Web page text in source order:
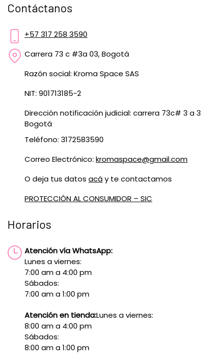
Contáctanos
+57 317 258 3590
Carrera 73 c #3a 03, Bogotá
Razón social: Kroma Space SAS
NIT: 901713185-2
Dirección notificación judicial: carrera 73c# 3 a 3
Bogotá
Teléfono: 3172583590
Correo Electrónico: kromaspace@gmail.com
O deja tus datos acáy te contactamos
PROTECCIÓN AL CONSUMIDOR – SIC
Horarios
Atención vía WhatsApp:
Lunes a viernes:
7:00 am a 4:00 pm
Sábados:
7:00 am a 1:00 pm
Atención en tienda:Lunes a viernes:
8:00 am a 4:00 pm
Sábados:
8:00 am a 1:00 pm